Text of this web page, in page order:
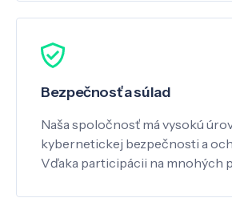
Bezpečnosť a súlad
Naša spoločnosť má vysokú
kybernetickej bezpečnosti a
Vďaka participácii na mnohých